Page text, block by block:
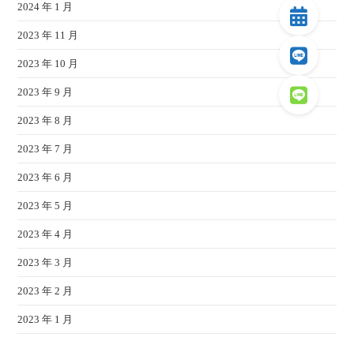
2024 年 1 月
2023 年 11 月
2023 年 10 月
2023 年 9 月
2023 年 8 月
2023 年 7 月
2023 年 6 月
2023 年 5 月
2023 年 4 月
2023 年 3 月
2023 年 2 月
2023 年 1 月